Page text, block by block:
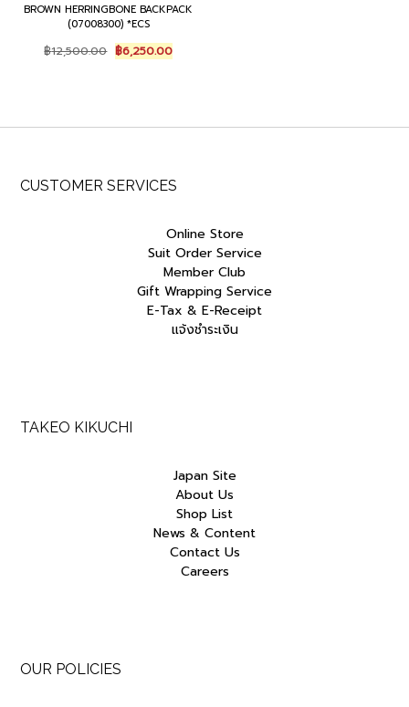
BROWN HERRINGBONE BACKPACK
(07008300) *ECS
฿12,500.00 Original
price
฿6,250.00Current
price
CUSTOMER SERVICES
Online Store
Suit Order Service
Member Club
Gift Wrapping Service
E-Tax & E-Receipt
แจ้งชำระเงิน
TAKEO KIKUCHI
Japan Site
About Us
Shop List
News & Content
Contact Us
Careers
OUR POLICIES